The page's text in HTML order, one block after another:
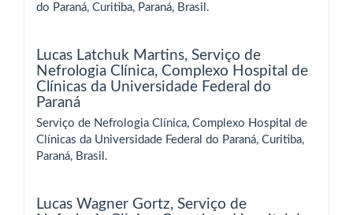
do Paraná, Curitiba, Paraná, Brasil.
Lucas Latchuk Martins, Serviço de
Nefrologia Clínica, Complexo Hospital de
Clínicas da Universidade Federal do
Paraná
Serviço de Nefrologia Clínica, Complexo Hospital de
Clínicas da Universidade Federal do Paraná, Curitiba,
Paraná, Brasil.
Lucas Wagner Gortz, Serviço de